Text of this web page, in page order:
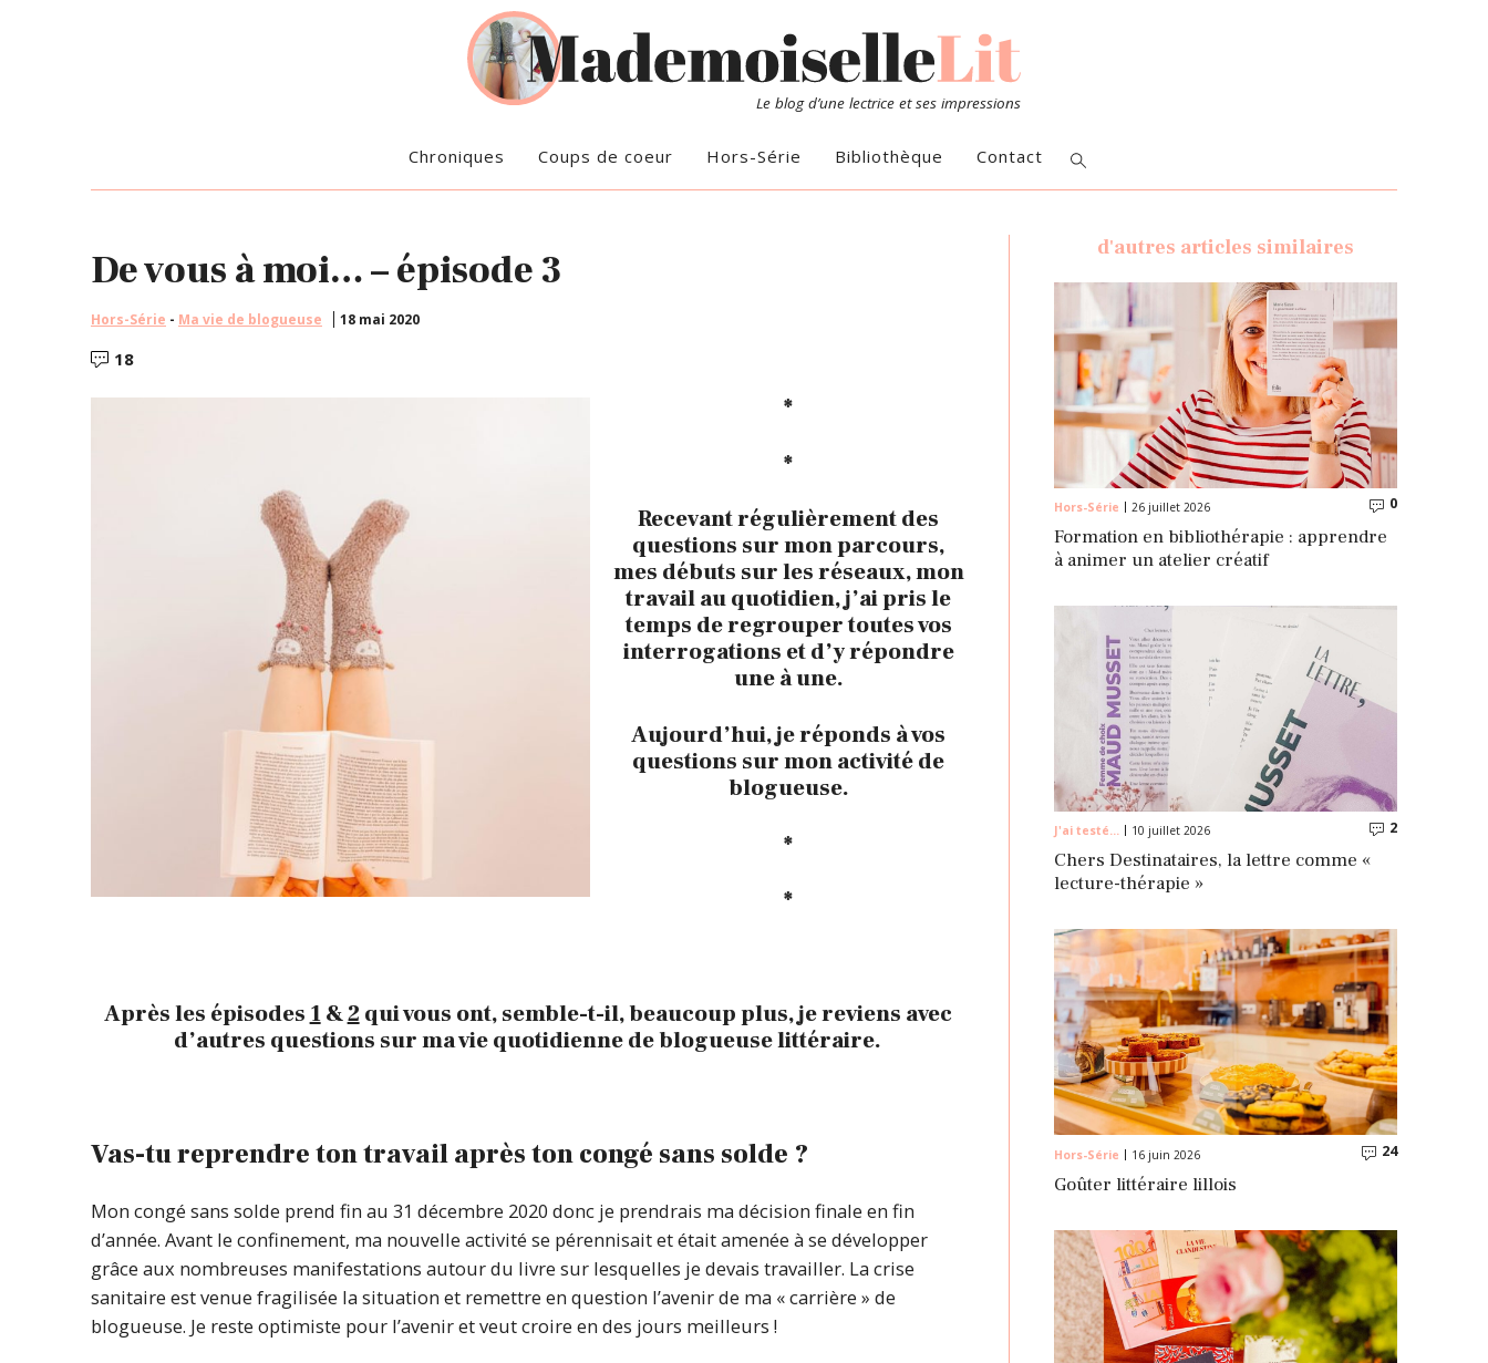
Le blog d’une lectrice et ses impressions
Chroniques Coups de coeur Hors-Série Bibliothèque Contact
De vous à moi… – épisode 3
Hors-Série - Ma vie de blogueuse 18 mai 2020
18Commentaires
*
*
Recevant régulièrement des
questions sur mon parcours,
mes débuts sur les réseaux, mon
travail au quotidien, j’ai pris le
temps de regrouper toutes vos
interrogations et d’y répondre
une à une.
Aujourd’hui, je réponds à vos
questions sur mon activité de
blogueuse.
*
*
Après les épisodes1&2qui vous ont, semble-t-il, beaucoup plus, je reviens avec
d’autres questions sur ma vie quotidienne de blogueuse littéraire.
Vas-tu reprendre ton travail après ton congé sans solde ?
Mon congé sans solde prend fin au 31 décembre 2020 donc je prendrais ma décision finale en fin
d’année. Avant le confinement, ma nouvelle activité se pérennisait et était amenée à se développer
grâce aux nombreuses manifestations autour du livre sur lesquelles je devais travailler. La crise
sanitaire est venue fragilisée la situation et remettre en question l’avenir de ma « carrière » de
blogueuse. Je reste optimiste pour l’avenir et veut croire en des jours meilleurs !
d'autres articles similaires
Hors-Série 26 juillet 2026 0
Formation en bibliothérapie : apprendre
à animer un atelier créatif
J'ai testé... 10 juillet 2026 2
Chers Destinataires, la lettre comme «
lecture-thérapie »
Hors-Série 16 juin 2026 24
Goûter littéraire lillois